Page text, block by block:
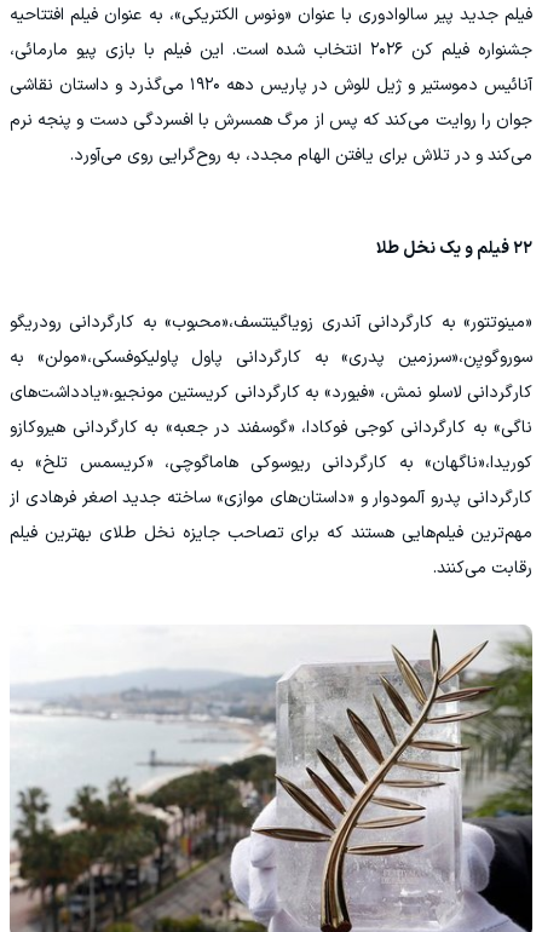
فیلم جدید پیر سالوادوری با عنوان «ونوس الکتریکی»، به عنوان فیلم افتتاحیه
جشنواره فیلم کن ۲۰۲۶ انتخاب شده است. این فیلم با بازی پیو مارمائی،
آنائیس دموستیر و ژیل للوش در پاریس دهه ۱۹۲۰ می‌گذرد و داستان نقاشی
جوان را روایت می‌کند که پس از مرگ همسرش با افسردگی دست و پنجه نرم
می‌کند و در تلاش برای یافتن الهام مجدد، به روح‌گرایی روی می‌آورد.
۲۲ فیلم و یک نخل طلا
«مینوتتور» به کارگردانی آندری زویاگینتسف،«محبوب» به کارگردانی رودریگو
سوروگویِن،«سرزمین پدری» به کارگردانی پاول پاولیکوفسکی،«مولن» به
کارگردانی لاسلو نمش، «فیورد» به کارگردانی کریستین مونجیو،«یادداشت‌های
ناگی» به کارگردانی کوجی فوکادا، «گوسفند در جعبه» به کارگردانی هیروکازو
کوریدا،«ناگهان» به کارگردانی ریوسوکی هاماگوچی، «کریسمس تلخ» به
کارگردانی پدرو آلمودوار و «داستان‌های موازی» ساخته جدید اصغر فرهادی از
مهم‌ترین فیلم‌هایی هستند که برای تصاحب جایزه نخل طلای بهترین فیلم
رقابت می‌کنند.